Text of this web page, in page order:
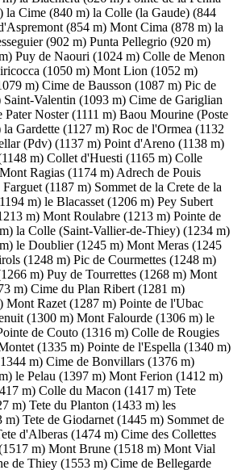
la Cime (840 m) la Colle (la Gaude) (844
(854 m) Mont Cima (878 m) la
(902 m) Punta Pellegrio (920 m)
Puy de Naouri (1024 m) Colle de Menon
(1050 m) Mont Lion (1052 m)
m) Cime de Bausson (1087 m) Pic de
Saint-Valentin (1093 m) Cime de Gariglian
Pater Noster (1111 m) Baou Mourine (Poste
la Gardette (1127 m) Roc de l'Ormea (1132
(Pdv) (1137 m) Point d'Areno (1138 m)
m) Collet d'Huesti (1165 m) Colle
Mont Ragias (1174 m) Adrech de Pouis
(1187 m) Sommet de la Crete de la
m) le Blacasset (1206 m) Pey Subert
m) Mont Roulabre (1213 m) Pointe de
la Colle (Saint-Vallier-de-Thiey) (1234 m)
le Doublier (1245 m) Mont Meras (1245
(1248 m) Pic de Courmettes (1248 m)
m) Puy de Tourrettes (1268 m) Mont
m) Cime du Plan Ribert (1281 m)
Mont Razet (1287 m) Pointe de l'Ubac
(1300 m) Mont Falourde (1306 m) le
de Couto (1316 m) Colle de Rougies
(1335 m) Pointe de l'Espella (1340 m)
m) Cime de Bonvillars (1376 m)
le Pelau (1397 m) Mont Ferion (1412 m)
m) Colle du Macon (1417 m) Tete
m) Tete du Planton (1433 m) les
m) Tete de Giodarnet (1445 m) Sommet de
d'Alberas (1474 m) Cime des Collettes
m) Mont Brune (1518 m) Mont Vial
de Thiey (1553 m) Cime de Bellegarde